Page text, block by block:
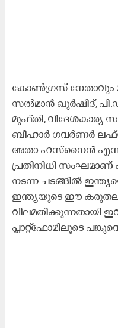
കോൺഗ്രസ് നേതാവും
സൽമാൻ ഖുർഷിദ്,
മുഫ്തി, വിദേശകാര്യ
ബീഹാർ ഗവർണർ
അതാ ഹസ്നൈൻ
പ്രതിനിധി
നടന്ന ചടങ്ങിൽ
ഇന്ത്യയുടെ ഈ
പ്ലാറ്റ്‌ഫോമിലൂടെ